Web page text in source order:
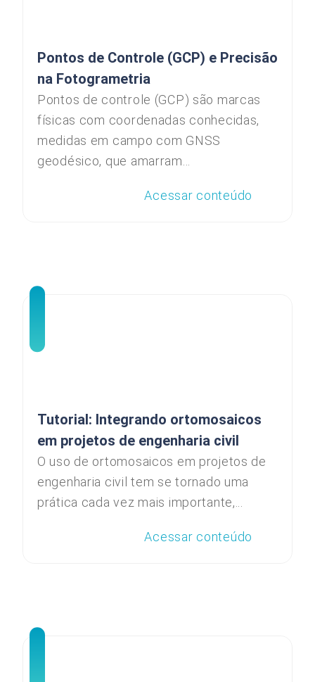
Pontos de Controle (GCP) e Precisão
na Fotogrametria
Pontos de controle (GCP) são marcas
físicas com coordenadas conhecidas,
medidas em campo com GNSS
geodésico, que amarram...
Acessar conteúdo
Tutorial: Integrando ortomosaicos
em projetos de engenharia civil
O uso de ortomosaicos em projetos de
engenharia civil tem se tornado uma
prática cada vez mais importante,...
Acessar conteúdo